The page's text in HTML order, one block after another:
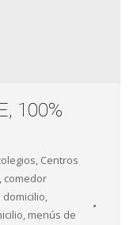
100%
, Centros
, comedor
domicilio,
, menús de